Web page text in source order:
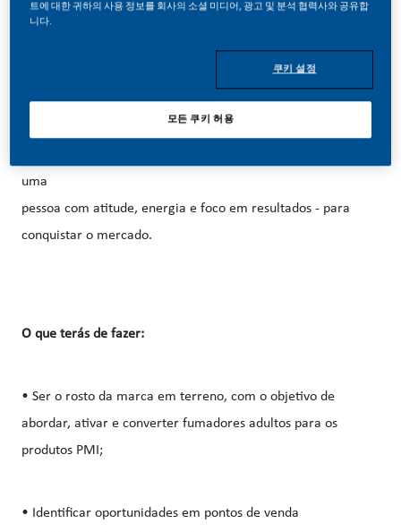
Se gostas de desafios, estás sempre atento(a) às
A Tabaqueira está a revolucionar o mercado e quer
acelerar essa transformação com a tua energia e
uma
pessoa com atitude, energia e foco em resultados - para
conquistar o mercado.
O que terás de fazer:
• Ser o rosto da marca em terreno, com o objetivo de
abordar, ativar e converter fumadores adultos para os
produtos PMI;
• Identificar oportunidades em pontos de venda
트에 대한 귀하의 사용 정보를 회사의 소셜 미디어, 광고 및 분석 협력사와 공유합
니다.
쿠키 설정
모든 쿠키 허용